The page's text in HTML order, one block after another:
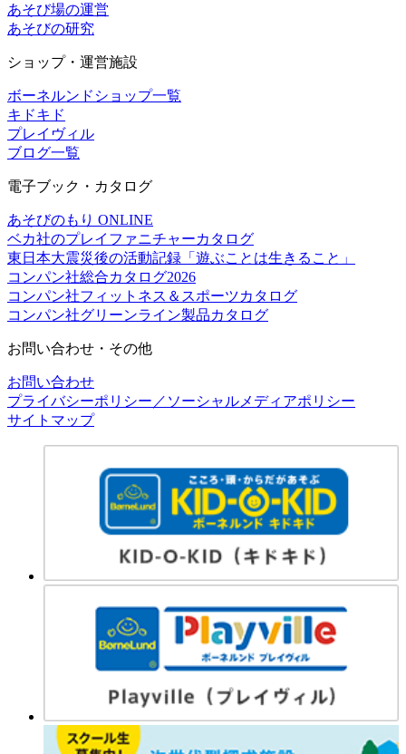
あそび場の運営
あそびの研究
ショップ・運営施設
ボーネルンドショップ一覧
キドキド
プレイヴィル
ブログ一覧
電子ブック・カタログ
あそびのもり ONLINE
ベカ社のプレイファニチャーカタログ
東日本大震災後の活動記録「遊ぶことは生きること」
コンパン社総合カタログ2026
コンパン社フィットネス＆スポーツカタログ
コンパン社グリーンライン製品カタログ
お問い合わせ・その他
お問い合わせ
プライバシーポリシー／ソーシャルメディアポリシー
サイトマップ